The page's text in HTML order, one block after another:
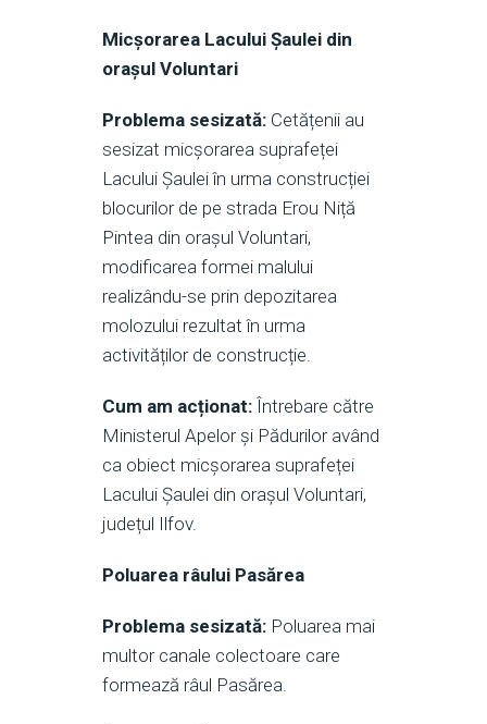
Micșorarea Lacului Șaulei din
orașul Voluntari
Problema sesizată: Cetățenii au
sesizat micșorarea suprafeței
Lacului Șaulei în urma construcției
blocurilor de pe strada Erou Niță
Pintea din orașul Voluntari,
modificarea formei malului
realizându-se prin depozitarea
molozului rezultat în urma
activităților de construcție.
Cum am acționat: Întrebare către
Ministerul Apelor și Pădurilor având
ca obiect micșorarea suprafeței
Lacului Șaulei din orașul Voluntari,
județul Ilfov.
Poluarea râului Pasărea
Problema sesizată: Poluarea mai
multor canale colectoare care
formează râul Pasărea.